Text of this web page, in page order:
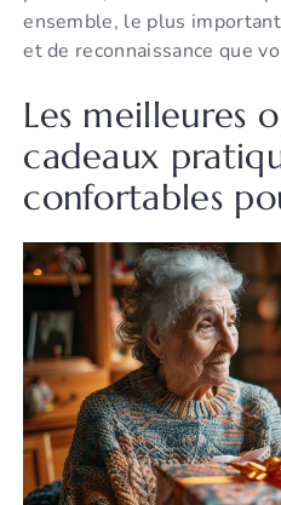
ensemble, le plus
et de reconnaissance que
Les meilleures
cadeaux
confortables